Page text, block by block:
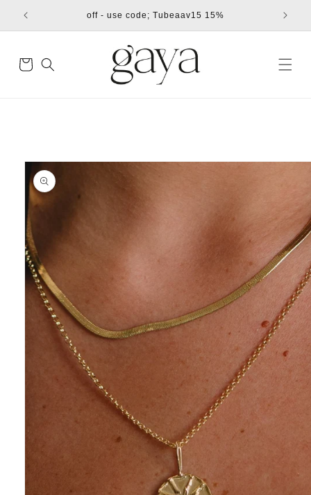
דילוג
לתוכן
15% off - use code; Tubeaav15
קניות